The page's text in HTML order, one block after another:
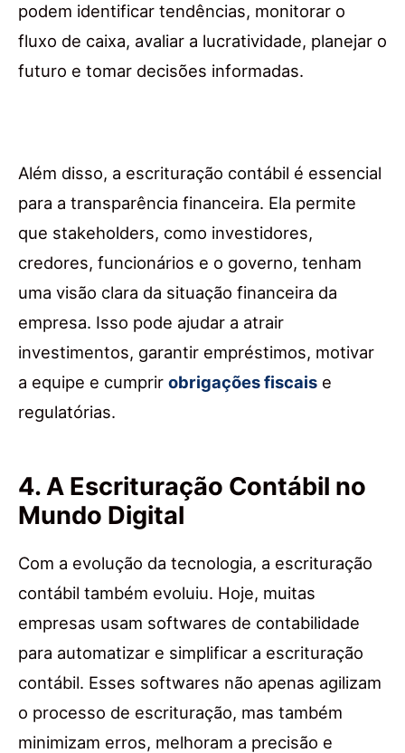
podem identificar tendências, monitorar o
fluxo de caixa, avaliar a lucratividade, planejar o
futuro e tomar decisões informadas.
Além disso, a escrituração contábil é essencial
para a transparência financeira. Ela permite
que stakeholders, como investidores,
credores, funcionários e o governo, tenham
uma visão clara da situação financeira da
empresa. Isso pode ajudar a atrair
investimentos, garantir empréstimos, motivar
a equipe e cumprir obrigações fiscais e
regulatórias.
4. A Escrituração Contábil no
Mundo Digital
Com a evolução da tecnologia, a escrituração
contábil também evoluiu. Hoje, muitas
empresas usam softwares de contabilidade
para automatizar e simplificar a escrituração
contábil. Esses softwares não apenas agilizam
o processo de escrituração, mas também
minimizam erros, melhoram a precisão e